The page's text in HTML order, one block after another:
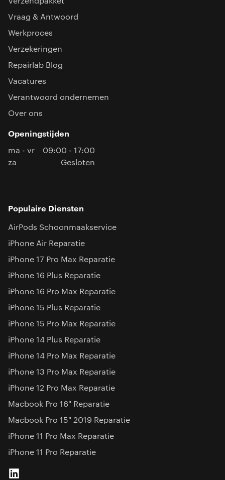
Vraag & Antwoord
Werkproces
Verzekeringen
Repairlab Blog
Vacatures
Verantwoord ondernemen
Over ons
Openingstijden
ma - vr
09:00 - 17:00
za
Gesloten
Populaire Diensten
AirPods Schoonmaakservice
iPhone Air Reparatie
iPhone 17 Pro Max Reparatie
iPhone 16 Plus Reparatie
iPhone 16 Pro Max Reparatie
iPhone 15 Plus Reparatie
iPhone 15 Pro Max Reparatie
iPhone 14 Plus Reparatie
iPhone 14 Pro Max Reparatie
iPhone 13 Pro Max Reparatie
iPhone 12 Pro Max Reparatie
Macbook Pro 16" Reparatie
Macbook Pro 15" 2019 Reparatie
iPhone 11 Pro Max Reparatie
iPhone 11 Pro Reparatie